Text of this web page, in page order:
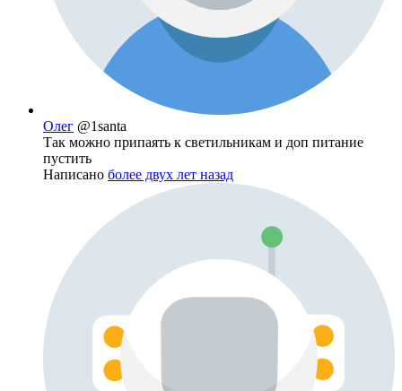
Олег @1santa
Так можно припаять к светильникам и доп питание
пустить
Написано более двух лет назад